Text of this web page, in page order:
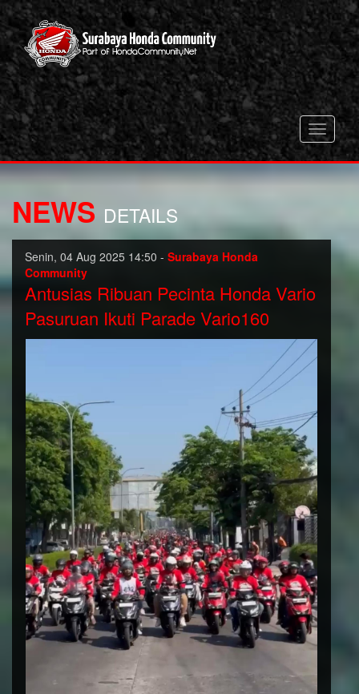
Toggle
NEWS DETAILS
Senin, 04 Aug 2025 14:50 - Surabaya Honda
Community
Antusias Ribuan Pecinta Honda Vario
Pasuruan Ikuti Parade Vario160